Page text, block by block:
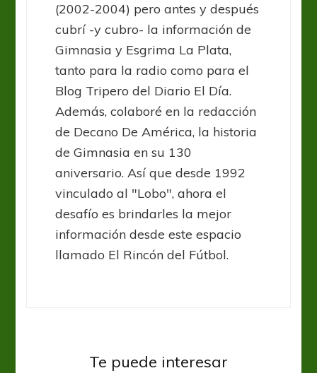
(2002-2004) pero antes y después
cubrí -y cubro- la información de
Gimnasia y Esgrima La Plata,
tanto para la radio como para el
Blog Tripero del Diario El Día.
Además, colaboré en la redacción
de Decano De América, la historia
de Gimnasia en su 130
aniversario. Así que desde 1992
vinculado al "Lobo", ahora el
desafío es brindarles la mejor
información desde este espacio
llamado El Rincón del Fútbol.
Te puede interesar